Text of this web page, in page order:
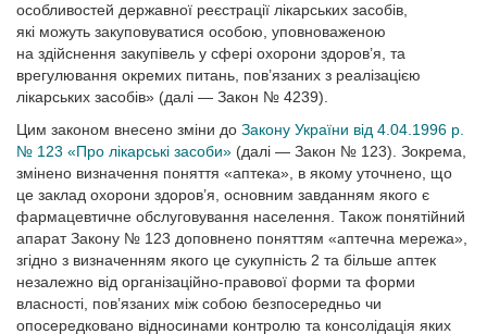
особливостей державної реєстрації лікарських засобів,
які можуть закуповуватися особою, уповноваженою
на здійснення закупівель у сфері охорони здоров’я, та
врегулювання окремих питань, пов’язаних з реалізацією
лікарських засобів» (далі — Закон № 4239).
Цим законом внесено зміни до Закону України від 4.04.1996 р.
№ 123 «Про лікарські засоби» (далі — Закон № 123). Зокрема,
змінено визначення поняття «аптека», в якому уточнено, що
це заклад охорони здоров’я, основ­ним завданням якого є
фармацевтичне обслуговування населення. Також понятійний
апарат Закону № 123 допов­нено поняттям «аптечна мережа»,
згідно з визначенням якого це сукупність 2 та більше аптек
незалежно від організаційно-правової форми та форми
власності, пов’язаних між собою безпосередньо чи
опосередковано відносинами контролю та консолідація яких